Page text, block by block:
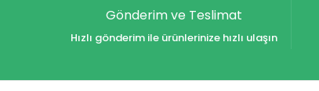
Alfa Yayınları
Alfabe Yayınları
Gönderim ve Teslimat
Hızlı gönderim ile ürünlerinize hızlı ulaşın